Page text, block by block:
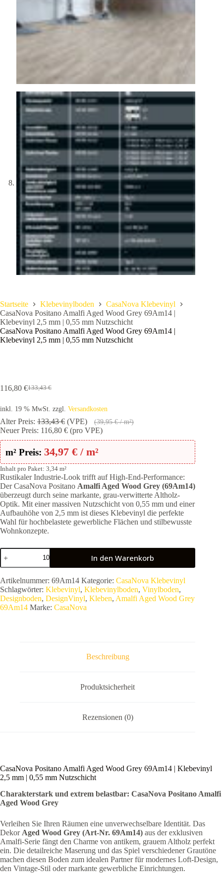
Startseite Klebevinylboden
CasaNova Klebevinyl
CasaNova Positano Amalfi Aged Wood Grey 69Am14 |
Klebevinyl 2,5 mm | 0,55 mm Nutzschicht
CasaNova Positano Amalfi Aged Wood Grey 69Am14 |
Klebevinyl 2,5 mm | 0,55 mm Nutzschicht
133,43€
Ursprünglicher
war:
133,43 €
116,80 €Aktueller
ist:
116,80 €.
inkl. 19 % MwSt. zzgl. Versandkosten
Alter Preis: 133,43€ (VPE) (39,95€/ m²)
Neuer Preis: 116,80 € (pro VPE)
m² Preis: 34,97 € / m²
Inhalt pro Paket: 3,34 m²
Rustikaler Industrie-Look trifft auf High-End-Performance:
Der CasaNova Positano Amalfi Aged Wood Grey (69Am14)
überzeugt durch seine markante, grau-verwitterte Altholz-
Optik. Mit einer massiven Nutzschicht von 0,55 mm und einer
Aufbauhöhe von 2,5 mm ist dieses Klebevinyl die perfekte
Wahl für hochbelastete gewerbliche Flächen und stilbewusste
Wohnkonzepte.
CasaNova
Positano
Amalfi
Aged
Wood
Grey
69Am14
|
In den Warenkorb
Artikelnummer: 69Am14 Kategorie: CasaNova Klebevinyl
Schlagwörter: Klebevinyl, Klebevinylboden, Vinylboden,
Designboden, DesignVinyl, Kleben, Amalfi Aged Wood Grey
69Am14 Marke: CasaNova
Beschreibung
Produktsicherheit
Rezensionen (0)
CasaNova Positano Amalfi Aged Wood Grey 69Am14 | Klebevinyl
2,5 mm | 0,55 mm Nutzschicht
Charakterstark und extrem belastbar: CasaNova Positano Amalfi
Aged Wood Grey
Verleihen Sie Ihren Räumen eine unverwechselbare Identität. Das
Dekor Aged Wood Grey (Art-Nr. 69Am14) aus der exklusiven
Amalfi-Serie fängt den Charme von antikem, grauem Altholz perfekt
ein. Die detailreiche Maserung und das Spiel verschiedener Grautöne
machen diesen Boden zum idealen Partner für modernes Loft-Design,
den Vintage-Stil oder markante gewerbliche Einrichtungen.